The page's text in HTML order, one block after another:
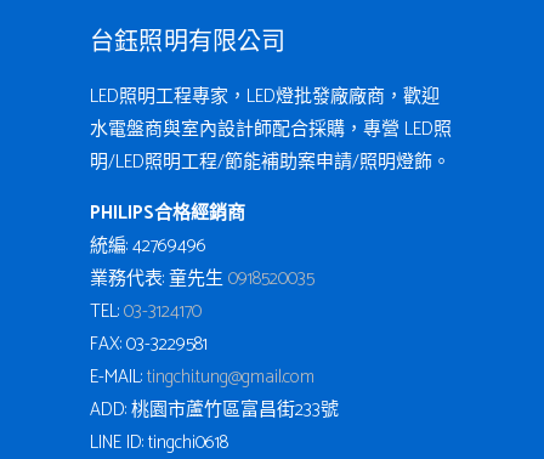
台鈺照明有限公司
LED照明工程專家，LED燈批發廠廠商，歡迎
水電盤商與室內設計師配合採購，專營 LED照
明/LED照明工程/節能補助案申請/照明燈飾。
PHILIPS合格經銷商
統編: 42769496
業務代表: 童先生0918520035
TEL:03-3124170
FAX: 03-3229581
E-MAIL:tingchi.tung@gmail.com
ADD: 桃園市蘆竹區富昌街233號
LINE ID: tingchi0618